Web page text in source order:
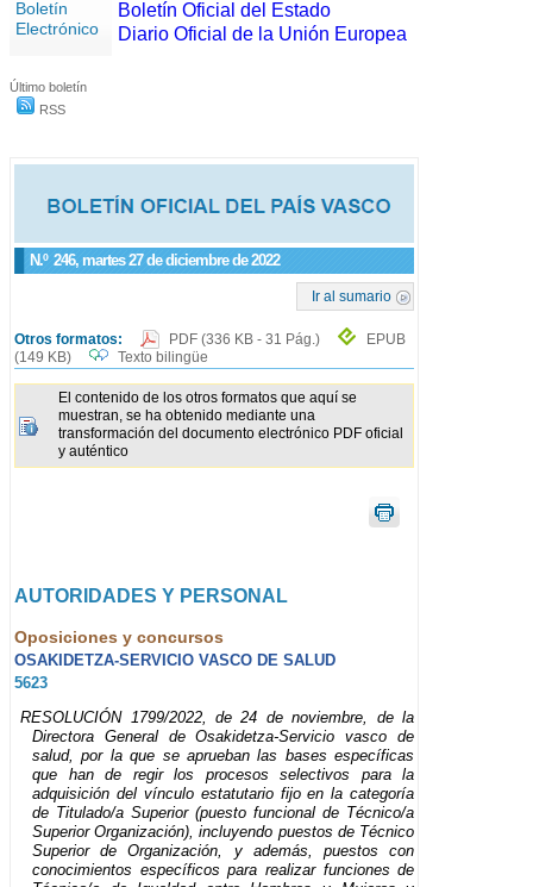
Boletín
Electrónico
Último boletín
RSS
N.º 246, martes 27 de diciembre de 2022
Ir al sumario
Otros formatos: PDF (336 KB - 31 Pág.)
EPUB
(149 KB)
Texto bilingüe
El contenido de los otros formatos que aquí se
muestran, se ha obtenido mediante una
transformación del documento electrónico PDF oficial
y auténtico
AUTORIDADES Y PERSONAL
Oposiciones y concursos
OSAKIDETZA-SERVICIO VASCO DE SALUD
5623
RESOLUCIÓN 1799/2022, de 24 de noviembre, de la
Directora General de Osakidetza-Servicio vasco de
salud, por la que se aprueban las bases específicas
que han de regir los procesos selectivos para la
adquisición del vínculo estatutario fijo en la categoría
de Titulado/a Superior (puesto funcional de Técnico/a
Superior Organización), incluyendo puestos de Técnico
Superior de Organización, y además, puestos con
conocimientos específicos para realizar funciones de
Boletín Oficial del Estado
Diario Oficial de la Unión Europea